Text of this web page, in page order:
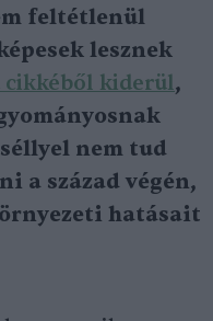
feltétlenül
lesznek
cikkéből kiderül,
nem tud
a század végén,
hatásait